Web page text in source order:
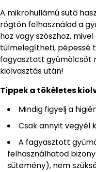
A mikrohullámú sütő
rögtön felhasználod a
hoz vagy szószhoz,
túlmelegítheti, pépessé
fagyasztott gyümölcsöt
kiolvasztás után!
Tippek a tökéletes
Mindig figyelj a
Csak annyit vegyél
A fagyasztott
felhasználhatod
sütemény), nem